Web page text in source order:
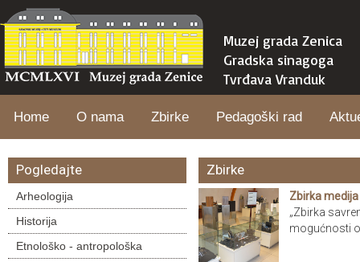
Muzej grada Zenica
Gradska sinagoga
Tvrđava Vranduk
Home O nama Zbirke Pedagoški rad
Pogledajte
Arheologija
Historija
Etnološko - antropološka
Zbirke
Zbirka
„Zbirka
mogućnosti